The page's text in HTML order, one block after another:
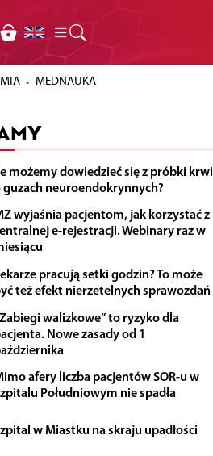
MEDNAUKA
możemy dowiedzieć się z próbki krwi
guzach neuroendokrynnych?
wyjaśnia pacjentom, jak korzystać z
e-rejestracji. Webinary raz w
pracują setki godzin? To może
też efekt nierzetelnych sprawozdań
walizkowe” to ryzyko dla
Nowe zasady od 1
afery liczba pacjentów SOR-u w
Południowym nie spadła
w Miastku na skraju upadłości